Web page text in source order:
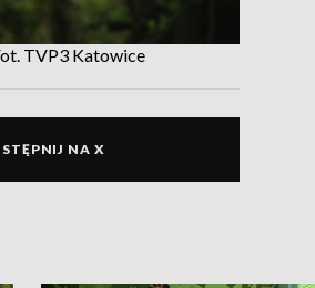
TVP3 Katowice
NA X